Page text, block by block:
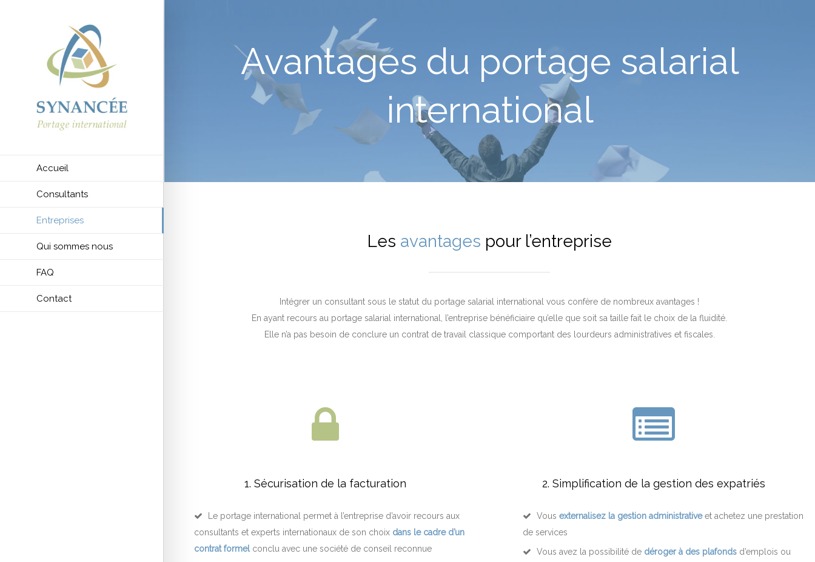
Accueil
Consultants
Entreprises
Qui sommes nous
FAQ
Contact
Avantages du portage salarial
international
Les avantages pour l’entreprise
Intégrer un consultant sous le statut du portage salarial international vous confère de nombreux avantages !
En ayant recours au portage salarial international, l’entreprise bénéficiaire qu’elle que soit sa taille fait le choix de la fluidité.
Elle n’a pas besoin de conclure un contrat de travail classique comportant des lourdeurs administratives et fiscales.
1. Sécurisation de la facturation
Le portage international permet à l’entreprise d’avoir recours aux
consultants et experts internationaux de son choix dans le cadre d’un
contrat formel conclu avec une société de conseil reconnue
2. Simplification de la gestion des expatriés
Vous externalisez la gestion administrativeet achetez une prestation
de services
Vous avez la possibilité de déroger à des plafonds d’emplois ou